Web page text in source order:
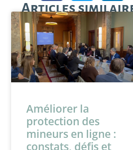
Articles
Améliorer la
protection des
mineurs en ligne :
constats, défis et